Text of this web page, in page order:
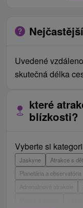
Uvedené
skutečná délka
které
blízkosti?
Vyberte si
Jaskyne Atrakce s
Planetária a observatória
Adrenalinové atrakcie